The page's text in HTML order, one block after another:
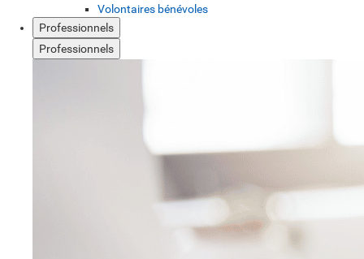
Volontaires bénévoles
Professionnels
Professionnels